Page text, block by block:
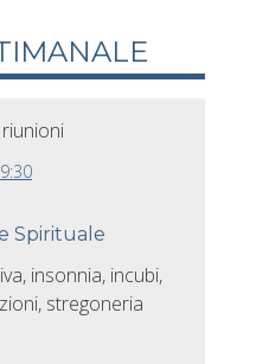
Spirituale
insonnia, incubi,
stregoneria